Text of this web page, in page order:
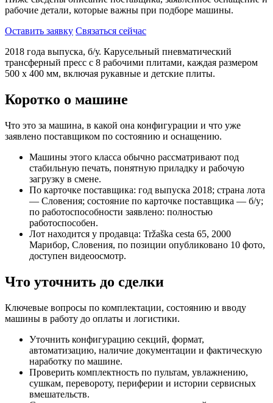
рабочие детали, которые важны при подборе машины.
Оставить заявку Связаться сейчас
2018 года выпуска, б/у. Карусельный пневматический
трансферный пресс с 8 рабочими плитами, каждая размером
500 x 400 мм, включая рукавные и детские плиты.
Коротко о машине
Что это за машина, в какой она конфигурации и что уже
заявлено поставщиком по состоянию и оснащению.
Машины этого класса обычно рассматривают под
стабильную печать, понятную приладку и рабочую
загрузку в смене.
По карточке поставщика: год выпуска 2018; страна лота
— Словения; состояние по карточке поставщика — б/у;
по работоспособности заявлено: полностью
работоспособен.
Лот находится у продавца: Tržaška cesta 65, 2000
Марибор, Словения, по позиции опубликовано 10 фото,
доступен видеоосмотр.
Что уточнить до сделки
Ключевые вопросы по комплектации, состоянию и вводу
машины в работу до оплаты и логистики.
Уточнить конфигурацию секций, формат,
автоматизацию, наличие документации и фактическую
наработку по машине.
Проверить комплектность по пультам, увлажнению,
сушкам, перевороту, периферии и истории сервисных
вмешательств.